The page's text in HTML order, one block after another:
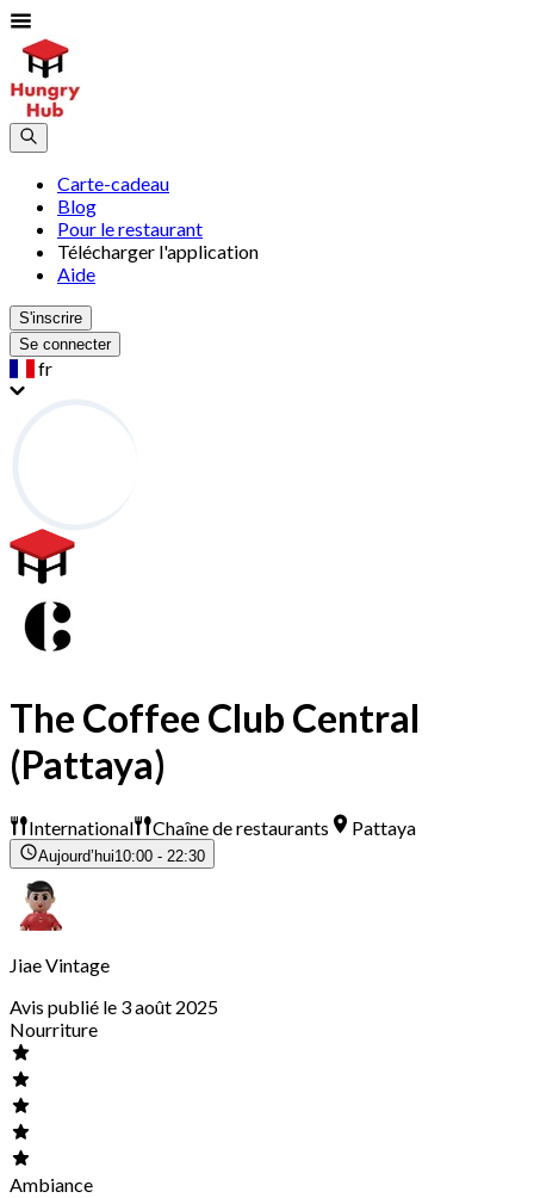
Carte-cadeau
Blog
Pour le restaurant
Télécharger l'application
Aide
S'inscrire
Se connecter
fr
The Coffee Club Central
(Pattaya)
International Chaîne de restaurants Pattaya
Aujourd’hui10:00 - 22:30
Jiae Vintage
Avis publié le 3 août 2025
Nourriture
Ambiance